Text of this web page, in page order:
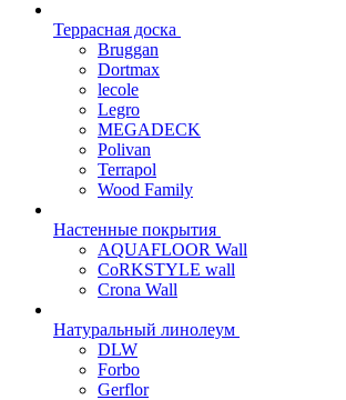
Террасная доска
Bruggan
Dortmax
lecole
Legro
MEGADECK
Polivan
Terrapol
Wood Family
Настенные покрытия
AQUAFLOOR Wall
CoRKSTYLE wall
Crona Wall
Натуральный линолеум
DLW
Forbo
Gerflor